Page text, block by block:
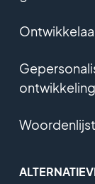
ontwikkeling
Woordenlijst